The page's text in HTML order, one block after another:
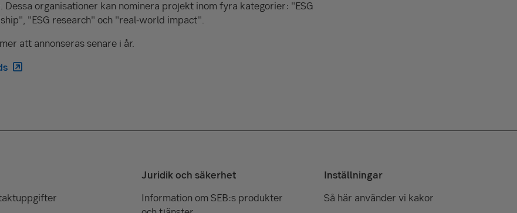
organisationer kan nominera projekt inom fyra kategorier: "ESG
"ESG research" och "real-world impact".
att annonseras senare i år.
Juridik och säkerhet
Information om SEB:s produkter
Inställningar
Så här använder vi kakor